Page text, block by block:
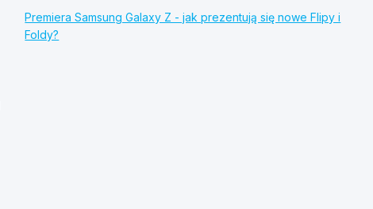
Premiera Samsung Galaxy Z - jak prezentują się nowe Flipy i
Foldy?